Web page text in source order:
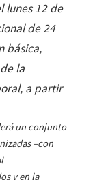
lunes 12 de
de 24
básica,
la
a partir
un conjunto
–con
y en la